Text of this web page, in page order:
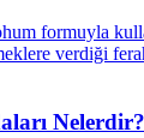
Nelerdir?